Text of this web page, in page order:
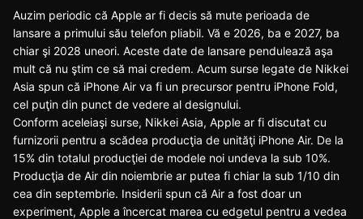
Auzim periodic că Apple ar fi decis să mute perioada de
lansare a primului său telefon pliabil. Vă e 2026, ba e 2027, ba
chiar şi 2028 uneori. Aceste date de lansare pendulează aşa
mult că nu ştim ce să mai credem. Acum surse legate de Nikkei
Asia spun că iPhone Air va fi un precursor pentru iPhone Fold,
cel puţin din punct de vedere al designului.
Conform aceleiaşi surse, Nikkei Asia, Apple ar fi discutat cu
furnizorii pentru a scădea producţia de unităţi iPhone Air. De la
15% din totalul producţiei de modele noi undeva la sub 10%.
Producţia de Air din noiembrie ar putea fi chiar la sub 1/10 din
cea din septembrie. Insiderii spun că Air a fost doar un
experiment, Apple a încercat marea cu edgetul pentru a vedea